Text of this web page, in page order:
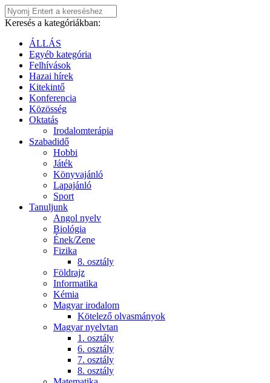
Keresés a kategóriákban:
ÁLLÁS
Egyéb kategória
Felhívások
Hazai hírek
Kitekintő
Konferencia
Közösség
Oktatás
Irodalomterápia
Szabadidő
Hobbi
Játék
Könyvajánló
Lapajánló
Sport
Tanuljunk
Angol nyelv
Biológia
Ének/Zene
Fizika
8. osztály
Földrajz
Informatika
Kémia
Magyar irodalom
Kötelező olvasmányok
Magyar nyelvtan
1. osztály
6. osztály
7. osztály
8. osztály